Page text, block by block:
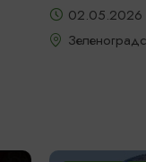
02.05.2026